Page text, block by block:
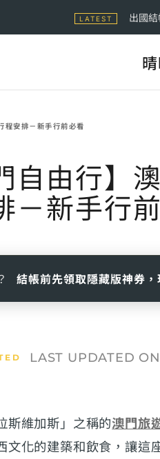
LATEST 出國結
程安排－新手行前必看
自由行】
－新手行
結帳前先領取隱藏版神券，
LAST UPDATED
斯維加斯」之稱的澳門旅
文化的建築和飲食，讓這